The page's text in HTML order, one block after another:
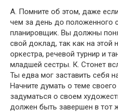
A. Помните об этом, даже
чем за день до положенного
планировщик. Вы должны
свой доклад, так как на этой
оркестра, речевой турнир и
младшей сестры. К. Стонет
Ты едва мог заставить себя
Начните думать о теме
задуматься о своем
должен быть завершен в тот